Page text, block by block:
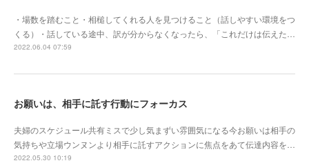
・場数を踏むこと・相槌してくれる人を見つけること（話しやすい環境をつ
くる）・話している途中、訳が分からなくなったら、「これだけは伝えた…
2022.06.04 07:59
お願いは、相手に託す行動にフォーカス
夫婦のスケジュール共有ミスで少し気まずい雰囲気になる今お願いは相手の
気持ちや立場ウンヌンより相手に託すアクションに焦点をあて伝達内容を…
2022.05.30 10:19